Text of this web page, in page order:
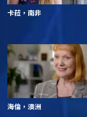
卡菈，南非
海倫，澳洲